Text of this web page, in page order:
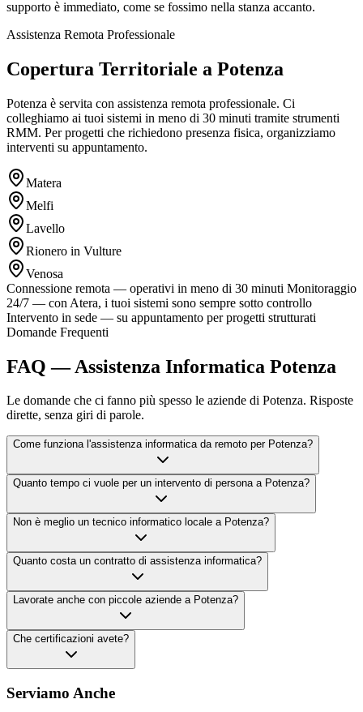
supporto è immediato, come se fossimo nella stanza accanto.
Assistenza Remota Professionale
Copertura Territoriale a Potenza
Potenza è servita con assistenza remota professionale. Ci
colleghiamo ai tuoi sistemi in meno di 30 minuti tramite strumenti
RMM. Per progetti che richiedono presenza fisica, organizziamo
interventi su appuntamento.
Matera
Melfi
Lavello
Rionero in Vulture
Venosa
Connessione remota — operativi in meno di 30 minuti Monitoraggio
24/7 — con Atera, i tuoi sistemi sono sempre sotto controllo
Intervento in sede — su appuntamento per progetti strutturati
Domande Frequenti
FAQ — Assistenza Informatica Potenza
Le domande che ci fanno più spesso le aziende di Potenza. Risposte
dirette, senza giri di parole.
Come funziona l'assistenza informatica da remoto per Potenza?
Quanto tempo ci vuole per un intervento di persona a Potenza?
Non è meglio un tecnico informatico locale a Potenza?
Quanto costa un contratto di assistenza informatica?
Lavorate anche con piccole aziende a Potenza?
Che certificazioni avete?
Serviamo Anche